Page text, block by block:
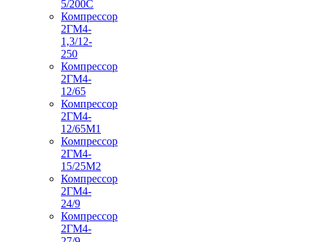
5/200С
Компрессор
2ГМ4-
1,3/12-
250
Компрессор
2ГМ4-
12/65
Компрессор
2ГМ4-
12/65М1
Компрессор
2ГМ4-
15/25М2
Компрессор
2ГМ4-
24/9
Компрессор
2ГМ4-